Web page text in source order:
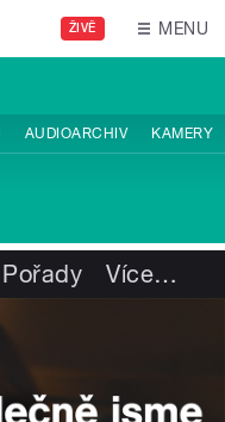
ŽIVĚ MENU
AUDIOARCHIV KAMERY
Pořady Více…